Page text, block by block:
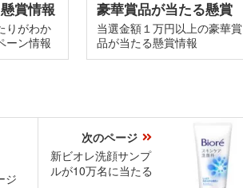
賞情報
りがわか
ーン情報
豪華賞品が当たる懸賞
当選金額１万円以上の豪華賞
品が当たる懸賞情報
次のページ
新ビオレ洗顔サンプ
ルが10万名に当たる
ジ